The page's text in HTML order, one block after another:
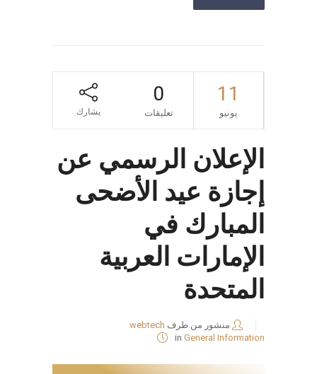
11
يونيو
0
تعليقات يشارك
الإعلان الرسمي عن
إجازة عيد الأضحى
المبارك في
الإمارات العربية
المتحدة
منشور من طرف webtech
in General Information